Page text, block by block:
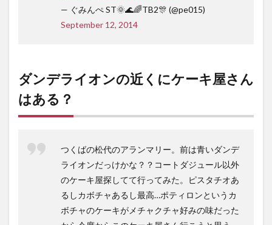
— ぐみんぺ ST🌞🌊🌈TB2🎊 (@pe015)
September 12, 2014
ダンデライオンの近くにケーキ屋さん
はある？
つくばの松代のアランマリー。前は青いダンデ
ライオンだっけかな？？コートダジュール以外
のケーキ屋探してて行ってみた。ピスタチオあ
るしカボチャあるし最高…ポティロンというカ
ボチャのケーキがメチャクチャ好みの味だった